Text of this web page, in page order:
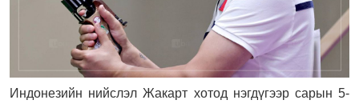
Индонезийн нийслэл Жакарт хотод нэгдүгээр сарын 5-